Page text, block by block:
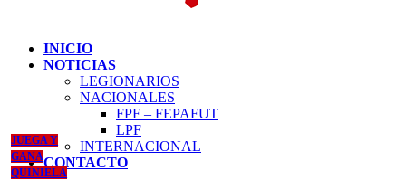
INICIO
NOTICIAS
LEGIONARIOS
NACIONALES
FPF – FEPAFUT
LPF
INTERNACIONAL
CONTACTO
JUEGA Y
GANA
QUINIELA